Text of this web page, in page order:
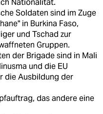
Nationalität.
Soldaten sind im Zuge
in Burkina Faso,
und Tschad zur
Gruppen.
der Brigade sind in Mali
und die EU
die Ausbildung der
das andere eine